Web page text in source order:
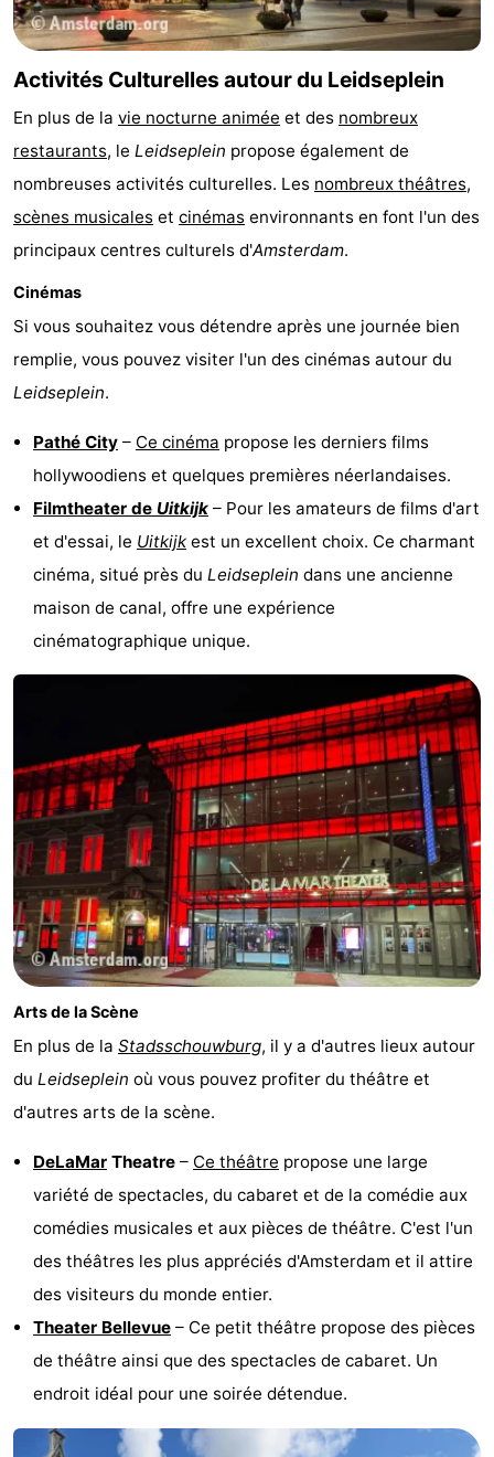
Activités Culturelles autour du Leidseplein
En plus de la vie nocturne animée et des nombreux
restaurants, le Leidseplein propose également de
nombreuses activités culturelles. Les nombreux théâtres,
scènes musicales et cinémas environnants en font l'un des
principaux centres culturels d'Amsterdam.
Cinémas
Si vous souhaitez vous détendre après une journée bien
remplie, vous pouvez visiter l'un des cinémas autour du
Leidseplein.
Pathé City – Ce cinéma propose les derniers films
hollywoodiens et quelques premières néerlandaises.
Filmtheater de Uitkijk – Pour les amateurs de films d'art
et d'essai, le Uitkijk est un excellent choix. Ce charmant
cinéma, situé près du Leidseplein dans une ancienne
maison de canal, offre une expérience
cinématographique unique.
Arts de la Scène
En plus de la Stadsschouwburg, il y a d'autres lieux autour
du Leidseplein où vous pouvez profiter du théâtre et
d'autres arts de la scène.
DeLaMar Theatre – Ce théâtre propose une large
variété de spectacles, du cabaret et de la comédie aux
comédies musicales et aux pièces de théâtre. C'est l'un
des théâtres les plus appréciés d'Amsterdam et il attire
des visiteurs du monde entier.
Theater Bellevue – Ce petit théâtre propose des pièces
de théâtre ainsi que des spectacles de cabaret. Un
endroit idéal pour une soirée détendue.